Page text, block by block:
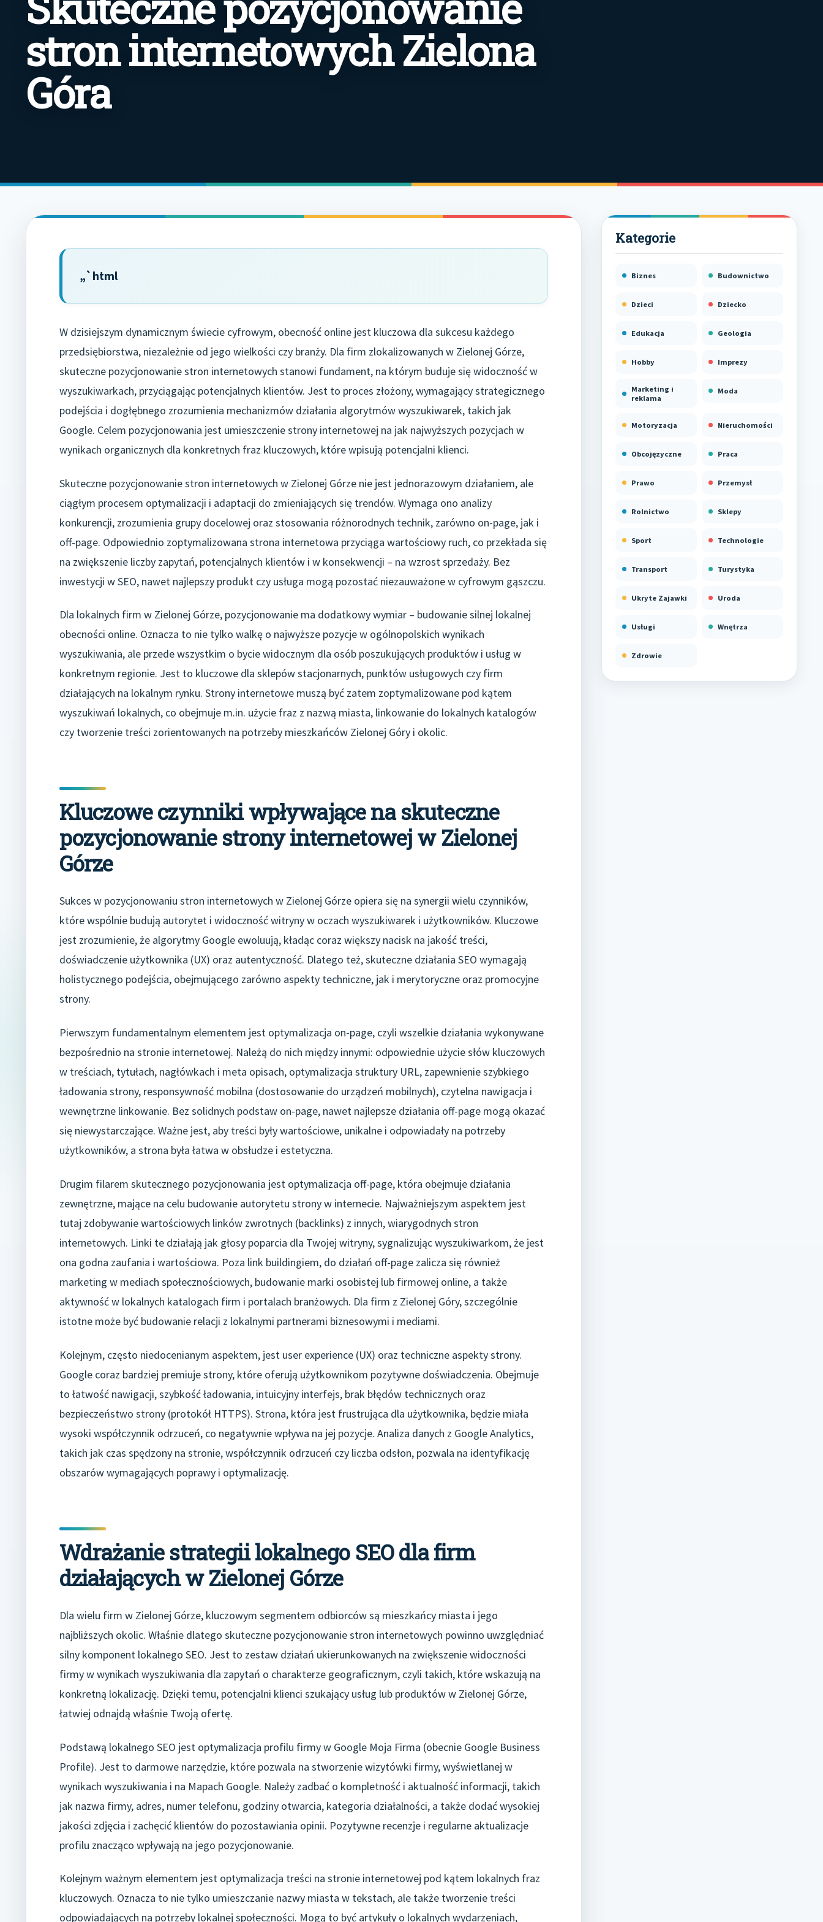
stron internetowych Zielona
Góra
„`html
W dzisiejszym dynamicznym świecie cyfrowym, obecność online jest kluczowa dla sukcesu każdego
przedsiębiorstwa, niezależnie od jego wielkości czy branży. Dla firm zlokalizowanych w Zielonej Górze,
skuteczne pozycjonowanie stron internetowych stanowi fundament, na którym buduje się widoczność w
wyszukiwarkach, przyciągając potencjalnych klientów. Jest to proces złożony, wymagający strategicznego
podejścia i dogłębnego zrozumienia mechanizmów działania algorytmów wyszukiwarek, takich jak
Google. Celem pozycjonowania jest umieszczenie strony internetowej na jak najwyższych pozycjach w
wynikach organicznych dla konkretnych fraz kluczowych, które wpisują potencjalni klienci.
Skuteczne pozycjonowanie stron internetowych w Zielonej Górze nie jest jednorazowym działaniem, ale
ciągłym procesem optymalizacji i adaptacji do zmieniających się trendów. Wymaga ono analizy
konkurencji, zrozumienia grupy docelowej oraz stosowania różnorodnych technik, zarówno on-page, jak i
off-page. Odpowiednio zoptymalizowana strona internetowa przyciąga wartościowy ruch, co przekłada się
na zwiększenie liczby zapytań, potencjalnych klientów i w konsekwencji – na wzrost sprzedaży. Bez
inwestycji w SEO, nawet najlepszy produkt czy usługa mogą pozostać niezauważone w cyfrowym gąszczu.
Dla lokalnych firm w Zielonej Górze, pozycjonowanie ma dodatkowy wymiar – budowanie silnej lokalnej
obecności online. Oznacza to nie tylko walkę o najwyższe pozycje w ogólnopolskich wynikach
wyszukiwania, ale przede wszystkim o bycie widocznym dla osób poszukujących produktów i usług w
konkretnym regionie. Jest to kluczowe dla sklepów stacjonarnych, punktów usługowych czy firm
działających na lokalnym rynku. Strony internetowe muszą być zatem zoptymalizowane pod kątem
wyszukiwań lokalnych, co obejmuje m.in. użycie fraz z nazwą miasta, linkowanie do lokalnych katalogów
czy tworzenie treści zorientowanych na potrzeby mieszkańców Zielonej Góry i okolic.
Kluczowe czynniki wpływające na skuteczne
pozycjonowanie strony internetowej w Zielonej
Górze
Sukces w pozycjonowaniu stron internetowych w Zielonej Górze opiera się na synergii wielu czynników,
które wspólnie budują autorytet i widoczność witryny w oczach wyszukiwarek i użytkowników. Kluczowe
jest zrozumienie, że algorytmy Google ewoluują, kładąc coraz większy nacisk na jakość treści,
doświadczenie użytkownika (UX) oraz autentyczność. Dlatego też, skuteczne działania SEO wymagają
holistycznego podejścia, obejmującego zarówno aspekty techniczne, jak i merytoryczne oraz promocyjne
strony.
Pierwszym fundamentalnym elementem jest optymalizacja on-page, czyli wszelkie działania wykonywane
bezpośrednio na stronie internetowej. Należą do nich między innymi: odpowiednie użycie słów kluczowych
w treściach, tytułach, nagłówkach i meta opisach, optymalizacja struktury URL, zapewnienie szybkiego
ładowania strony, responsywność mobilna (dostosowanie do urządzeń mobilnych), czytelna nawigacja i
wewnętrzne linkowanie. Bez solidnych podstaw on-page, nawet najlepsze działania off-page mogą okazać
się niewystarczające. Ważne jest, aby treści były wartościowe, unikalne i odpowiadały na potrzeby
użytkowników, a strona była łatwa w obsłudze i estetyczna.
Drugim filarem skutecznego pozycjonowania jest optymalizacja off-page, która obejmuje działania
zewnętrzne, mające na celu budowanie autorytetu strony w internecie. Najważniejszym aspektem jest
tutaj zdobywanie wartościowych linków zwrotnych (backlinks) z innych, wiarygodnych stron
internetowych. Linki te działają jak głosy poparcia dla Twojej witryny, sygnalizując wyszukiwarkom, że jest
ona godna zaufania i wartościowa. Poza link buildingiem, do działań off-page zalicza się również
marketing w mediach społecznościowych, budowanie marki osobistej lub firmowej online, a także
aktywność w lokalnych katalogach firm i portalach branżowych. Dla firm z Zielonej Góry, szczególnie
istotne może być budowanie relacji z lokalnymi partnerami biznesowymi i mediami.
Kolejnym, często niedocenianym aspektem, jest user experience (UX) oraz techniczne aspekty strony.
Google coraz bardziej premiuje strony, które oferują użytkownikom pozytywne doświadczenia. Obejmuje
to łatwość nawigacji, szybkość ładowania, intuicyjny interfejs, brak błędów technicznych oraz
bezpieczeństwo strony (protokół HTTPS). Strona, która jest frustrująca dla użytkownika, będzie miała
wysoki współczynnik odrzuceń, co negatywnie wpływa na jej pozycje. Analiza danych z Google Analytics,
takich jak czas spędzony na stronie, współczynnik odrzuceń czy liczba odsłon, pozwala na identyfikację
obszarów wymagających poprawy i optymalizację.
Wdrażanie strategii lokalnego SEO dla firm
działających w Zielonej Górze
Dla wielu firm w Zielonej Górze, kluczowym segmentem odbiorców są mieszkańcy miasta i jego
najbliższych okolic. Właśnie dlatego skuteczne pozycjonowanie stron internetowych powinno uwzględniać
silny komponent lokalnego SEO. Jest to zestaw działań ukierunkowanych na zwiększenie widoczności
firmy w wynikach wyszukiwania dla zapytań o charakterze geograficznym, czyli takich, które wskazują na
konkretną lokalizację. Dzięki temu, potencjalni klienci szukający usług lub produktów w Zielonej Górze,
łatwiej odnajdą właśnie Twoją ofertę.
Podstawą lokalnego SEO jest optymalizacja profilu firmy w Google Moja Firma (obecnie Google Business
Profile). Jest to darmowe narzędzie, które pozwala na stworzenie wizytówki firmy, wyświetlanej w
wynikach wyszukiwania i na Mapach Google. Należy zadbać o kompletność i aktualność informacji, takich
jak nazwa firmy, adres, numer telefonu, godziny otwarcia, kategoria działalności, a także dodać wysokiej
jakości zdjęcia i zachęcić klientów do pozostawiania opinii. Pozytywne recenzje i regularne aktualizacje
profilu znacząco wpływają na jego pozycjonowanie.
Kolejnym ważnym elementem jest optymalizacja treści na stronie internetowej pod kątem lokalnych fraz
kluczowych. Oznacza to nie tylko umieszczanie nazwy miasta w tekstach, ale także tworzenie treści
odpowiadających na potrzeby lokalnej społeczności. Mogą to być artykuły o lokalnych wydarzeniach,
Biznes Budownictwo
Dzieci Dziecko
Edukacja Geologia
Hobby Imprezy
Marketing i
reklama
Moda
Motoryzacja Nieruchomości
Obcojęzyczne Praca
Prawo Przemysł
Rolnictwo Sklepy
Sport Technologie
Transport Turystyka
Ukryte Zajawki Uroda
Usługi Wnętrza
Zdrowie